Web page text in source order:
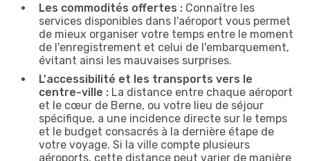
Les commodités offertes : Connaître les
services disponibles dans l'aéroport vous permet
de mieux organiser votre temps entre le moment
de l'enregistrement et celui de l'embarquement,
évitant ainsi les mauvaises surprises.
L'accessibilité et les transports vers le
centre-ville : La distance entre chaque aéroport
et le cœur de Berne, ou votre lieu de séjour
spécifique, a une incidence directe sur le temps
et le budget consacrés à la dernière étape de
votre voyage. Si la ville compte plusieurs
aéroports, cette distance peut varier de manière